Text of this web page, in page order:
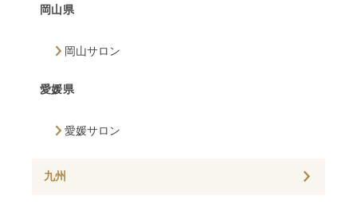
岡山県
岡山サロン
愛媛県
愛媛サロン
九州